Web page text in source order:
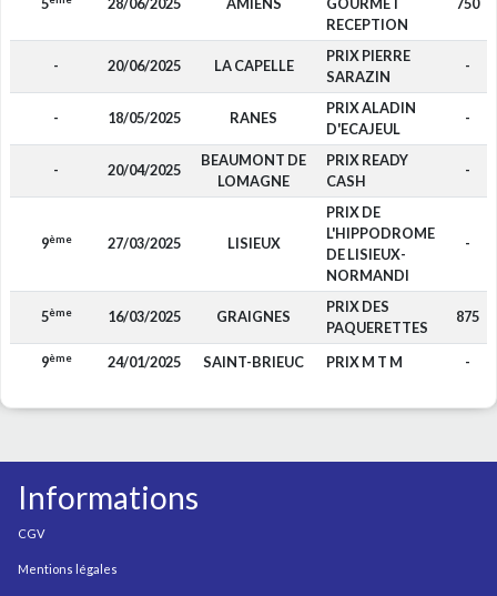
RECEPTION
- 20/06/2025 LA CAPELLE
PRIX PIERRE
SARAZIN
-
- 18/05/2025 RANES
PRIX ALADIN
D'ECAJEUL
-
- 20/04/2025
BEAUMONT DE
LOMAGNE
PRIX READY
CASH
-
9ème 27/03/2025 LISIEUX
PRIX DE
L'HIPPODROME
DE LISIEUX-
NORMANDI
-
5ème 16/03/2025 GRAIGNES
PRIX DES
PAQUERETTES
875
9ème 24/01/2025 SAINT-BRIEUC PRIX M T M -
Informations
CGV
Mentions légales